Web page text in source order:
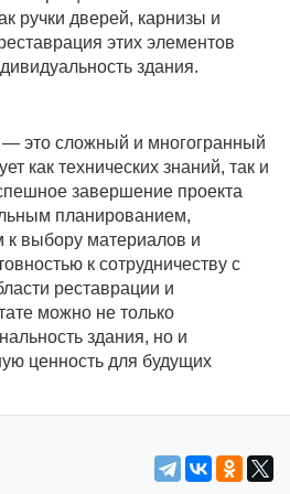
ручки дверей, карнизы и
этих элементов
здания.
— это сложный и многогранный
как технических знаний, так и
завершение проекта
планированием,
выбору материалов и
к сотрудничеству с
реставрации и
можно не только
здания, но и
ценность для будущих